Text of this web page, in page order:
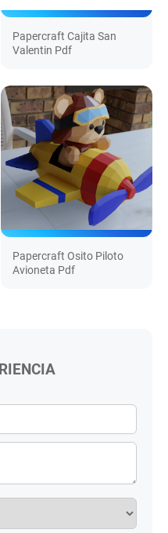
Papercraft Cajita San
Valentin Pdf
Papercraft Osito Piloto
Avioneta Pdf